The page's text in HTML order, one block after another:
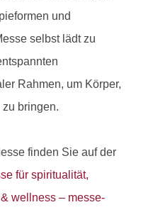
und
selbst lädt zu
Rahmen, um Körper,
bringen.
finden Sie auf der
für spiritualität,
wellness – messe-